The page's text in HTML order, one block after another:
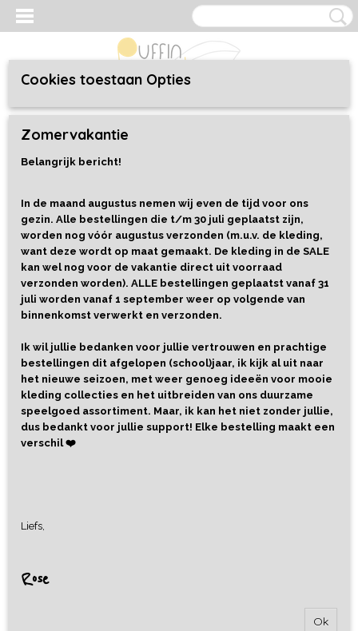
Happy Bunny Forest Green
Cookies toestaan Opties
Zomervakantie
Belangrijk bericht!
In de maand augustus nemen wij even de tijd voor ons
gezin. Alle bestellingen die t/m 30 juli geplaatst zijn,
worden nog vóór augustus verzonden (m.u.v. de kleding,
want deze wordt op maat gemaakt. De kleding in de SALE
kan wel nog voor de vakantie direct uit voorraad
verzonden worden). ALLE bestellingen geplaatst vanaf 31
juli worden vanaf 1 september weer op volgende van
binnenkomst verwerkt en verzonden.
Ik wil jullie bedanken voor jullie vertrouwen en prachtige
bestellingen dit afgelopen (school)jaar, ik kijk al uit naar
het nieuwe seizoen, met weer genoeg ideeën voor mooie
kleding collecties en het uitbreiden van ons duurzame
speelgoed assortiment. Maar, ik kan het niet zonder jullie,
dus bedankt voor jullie support! Elke bestelling maakt een
verschil ❤️
Liefs,
Rose
Ok